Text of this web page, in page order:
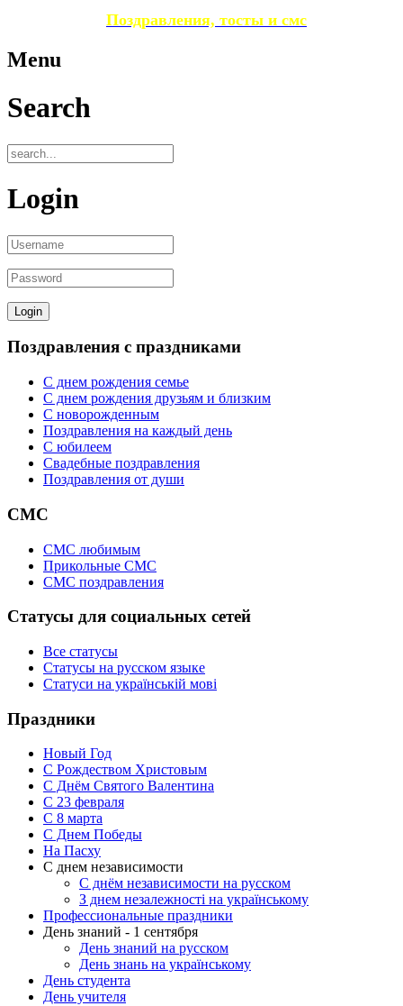
Поздравления, тосты и смс
Menu
Search
Login
Поздравления с праздниками
С днем рождения семье
С днем рождения друзьям и близким
C новорожденным
Поздравления на каждый день
С юбилеем
Свадебные поздравления
Поздравления от души
СМС
СМС любимым
Прикольные СМС
СМС поздравления
Статусы для социальных сетей
Все статусы
Статусы на русском языке
Статуси на українській мові
Праздники
Новый Год
С Рождеством Христовым
С Днём Святого Валентина
С 23 февраля
C 8 марта
С Днем Победы
На Пасху
С днем независимости
С днём независимости на русском
З днем незалежності на українському
Профессиональные праздники
День знаний - 1 сентября
День знаний на русском
День знань на українському
День студента
День учителя